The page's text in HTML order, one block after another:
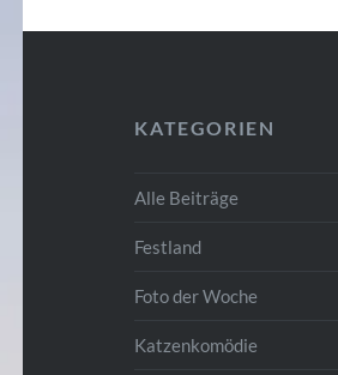
KATEGORIEN
Alle Beiträge
Festland
Foto der Woche
Katzenkomödie